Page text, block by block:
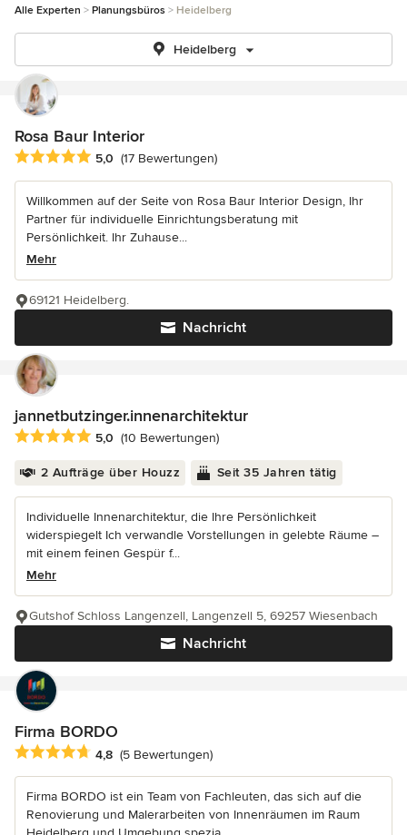
Alle Experten Planungsbüros Heidelberg
Heidelberg
Rosa Baur Interior
Durchschnittliche Bewertung: 5 von 5 Sternen
5,0 (17 Bewertungen)
Willkommen auf der Seite von Rosa Baur Interior Design, Ihr
Partner für individuelle Einrichtungsberatung mit
Persönlichkeit. Ihr Zuhause...
Mehr
Nachricht
69121 Heidelberg.
jannetbutzinger.innenarchitektur
Durchschnittliche Bewertung: 5 von 5 Sternen
5,0 (10 Bewertungen)
2 Aufträge über Houzz Seit 35 Jahren tätig
Individuelle Innenarchitektur, die Ihre Persönlichkeit
widerspiegelt Ich verwandle Vorstellungen in gelebte Räume –
mit einem feinen Gespür f...
Mehr
Nachricht
Gutshof Schloss Langenzell, Langenzell 5, 69257 Wiesenbach
Firma BORDO
Durchschnittliche Bewertung: 4.8 von 5 Sternen
4,8 (5 Bewertungen)
Firma BORDO ist ein Team von Fachleuten, das sich auf die
Renovierung und Malerarbeiten von Innenräumen im Raum